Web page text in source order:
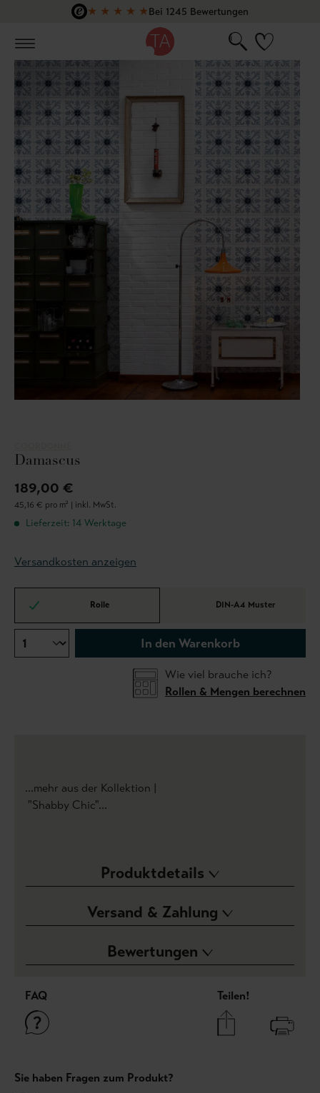
Zum Hauptinhalt springen
★ ★ ★ ★ ★Bei 1245 Bewertungen
Damascus
189,00 €
45,16 € pro m² | inkl. MwSt.
Lieferzeit: 14 Werktage
Versandkosten anzeigen
Rolle DIN-A4 Muster
In den Warenkorb
Wie viel brauche ich?
Rollen & Mengen berechnen
...mehr aus der Kollektion |
"Shabby Chic"...
Produktdetails
Versand & Zahlung
Bewertungen
FAQ Teilen!
Sie haben Fragen zum Produkt?